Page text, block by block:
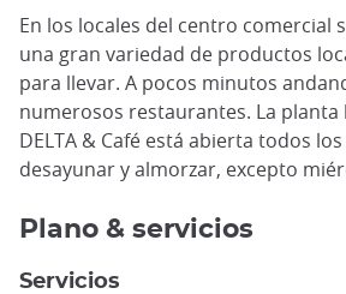
En los locales del centro comercial
una gran variedad de productos
para llevar. A pocos minutos
numerosos restaurantes. La planta
DELTA & Café está abierta todos
desayunar y almorzar, excepto
Plano & servicios
Servicios